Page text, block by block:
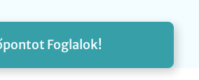
Foglalok!